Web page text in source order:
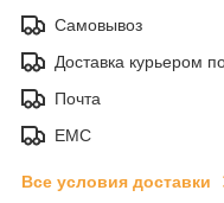
Самовывоз
Доставка курьером
Почта
ЕМС
Все условия доставки